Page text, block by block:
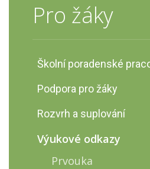
Pro žáky
Školní poradenské
Podpora pro žáky
Rozvrh a suplování
Výukové odkazy
Prvouka